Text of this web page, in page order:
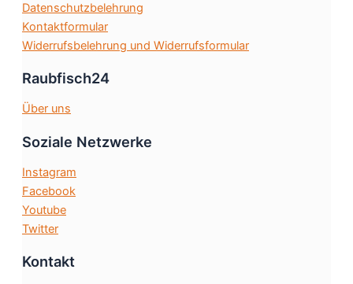
Datenschutzbelehrung
Kontaktformular
Widerrufsbelehrung und Widerrufsformular
Raubfisch24
Über uns
Soziale Netzwerke
Instagram
Facebook
Youtube
Twitter
Kontakt